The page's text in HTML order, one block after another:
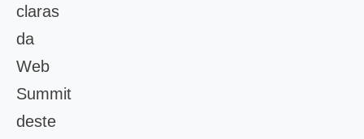
claras
da
Web
Summit
deste